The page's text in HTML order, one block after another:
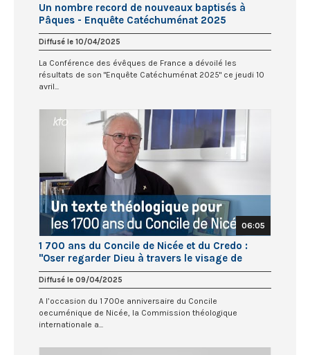
Un nombre record de nouveaux baptisés à
Pâques - Enquête Catéchuménat 2025
Diffusé le 10/04/2025
La Conférence des évêques de France a dévoilé les
résultats de son "Enquête Catéchuménat 2025" ce jeudi 10
avril...
06:05
1 700 ans du Concile de Nicée et du Credo :
"Oser regarder Dieu à travers le visage de
Jésus"
Diffusé le 09/04/2025
A l’occasion du 1 700e anniversaire du Concile
oecuménique de Nicée, la Commission théologique
internationale a...